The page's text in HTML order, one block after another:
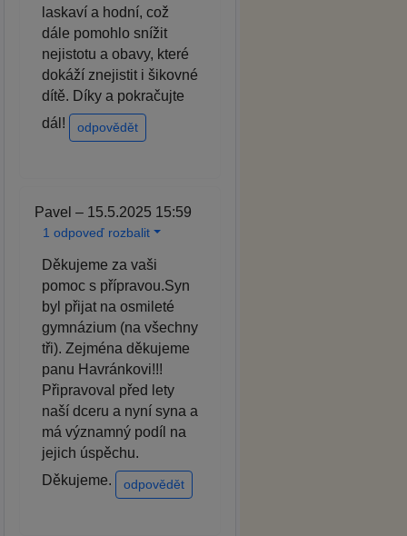
laskaví a hodní, což
dále pomohlo snížit
nejistotu a obavy, které
dokáží znejistit i šikovné
dítě. Díky a pokračujte
dál!
odpovědět
Pavel – 15.5.2025 15:59
1 odpoveď rozbalit
Děkujeme za vaši
pomoc s přípravou.Syn
byl přijat na osmileté
gymnázium (na všechny
tři). Zejména děkujeme
panu Havránkovi!!!
Připravoval před lety
naší dceru a nyní syna a
má významný podíl na
jejich úspěchu.
Děkujeme.
odpovědět